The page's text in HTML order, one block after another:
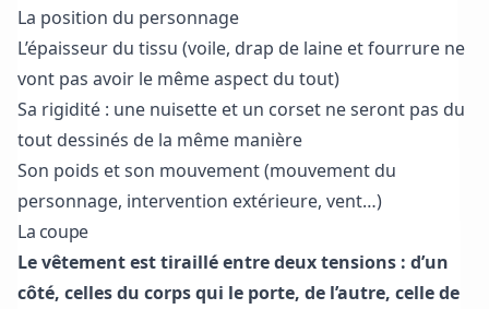
La position du personnage
L’épaisseur du tissu (voile, drap de laine et fourrure ne
vont pas avoir le même aspect du tout)
Sa rigidité : une nuisette et un corset ne seront pas du
tout dessinés de la même manière
Son poids et son mouvement (mouvement du
personnage, intervention extérieure, vent…)
La coupe
Le vêtement est tiraillé entre deux tensions : d’un
côté, celles du corps qui le porte, de l’autre, celle de